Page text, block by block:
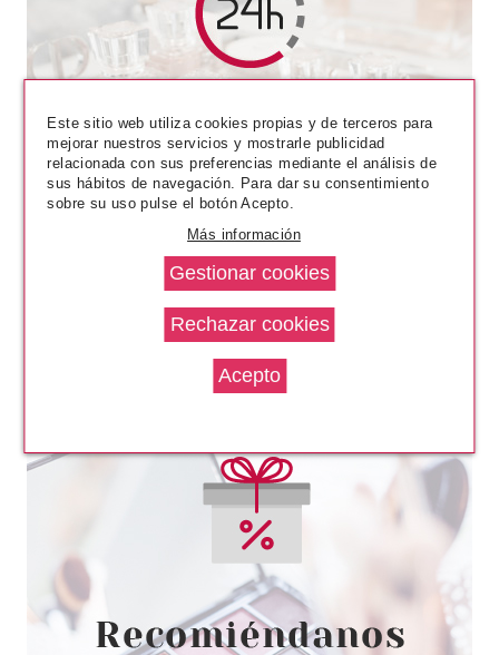
CATRICE
DE OJOS ALICE IN
WONDERLAND 02 IN A WORLD
OF MY OWN
Pvr 13.49€
-13%
desde
11.68€
CATRICE
CATRICE DELINADOR OJOS
CALLIGRAPH ARTIST MATTE
LINER 080
-17%
desde
3.30€
Este sitio web utiliza cookies propias y de terceros para
mejorar nuestros servicios y mostrarle publicidad
relacionada con sus preferencias mediante el análisis de
sus hábitos de navegación. Para dar su consentimiento
sobre su uso pulse el botón Acepto.
Más información